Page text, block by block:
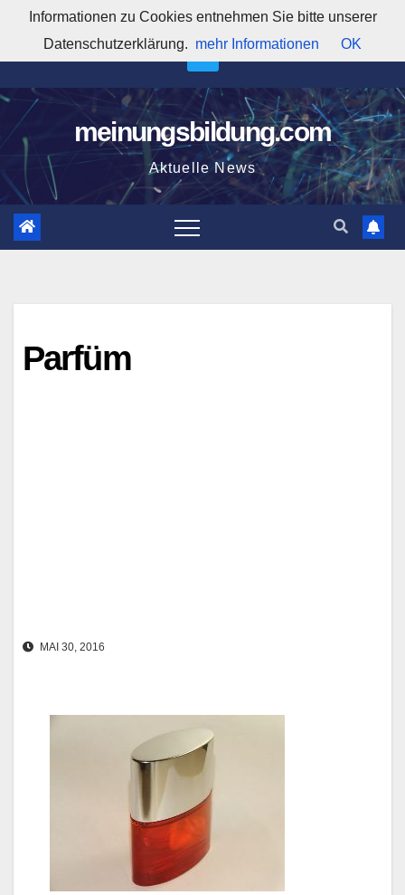
springen
7:23:25 PM
meinungsbildung.com
Aktuelle News
Parfüm
MAI 30, 2016
Informationen zu Cookies entnehmen Sie bitte unserer
Datenschutzerklärung. mehr Informationen OK